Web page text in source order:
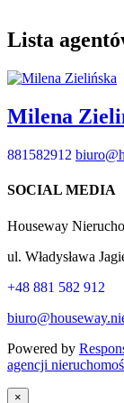
Lista
Milena
881582912
SOCIAL MEDIA
Houseway
ul. Władysława
+48 881 582 912
Powered by
agencji
×